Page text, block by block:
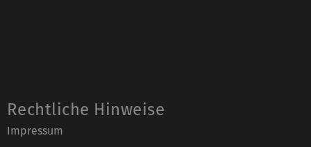
Rechtliche Hinweise
Impressum